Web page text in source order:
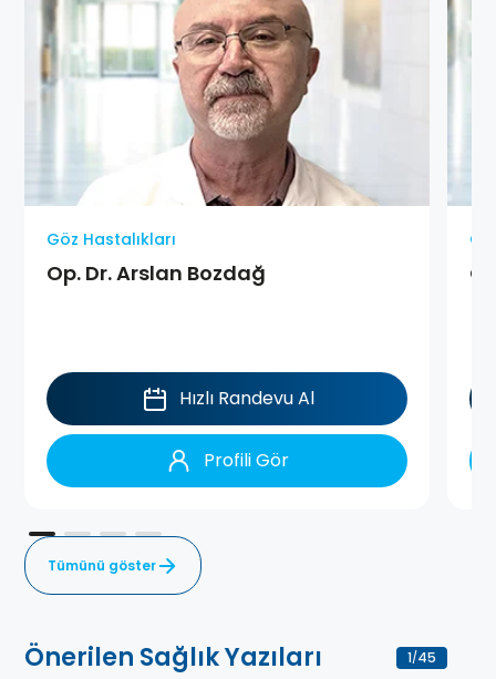
Göz Hastalıkları
Op. Dr. Arslan Bozdağ
Hızlı Randevu Al
Profili Gör
Tümünü göster
Önerilen Sağlık Yazıları 1/45